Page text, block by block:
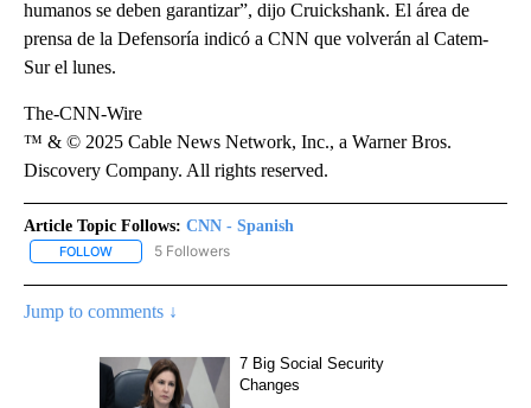
humanos se deben garantizar”, dijo Cruickshank. El área de
prensa de la Defensoría indicó a CNN que volverán al Catem-
Sur el lunes.
The-CNN-Wire
™ & © 2025 Cable News Network, Inc., a Warner Bros.
Discovery Company. All rights reserved.
Article Topic Follows: CNN - Spanish
FOLLOW FOLLOW "CNN - SPANISH" TO RECEIVE NOTIFICATIONS ABOUT
5 Followers
Jump to comments ↓